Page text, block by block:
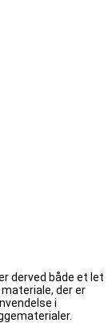
derved både et let
der er
i